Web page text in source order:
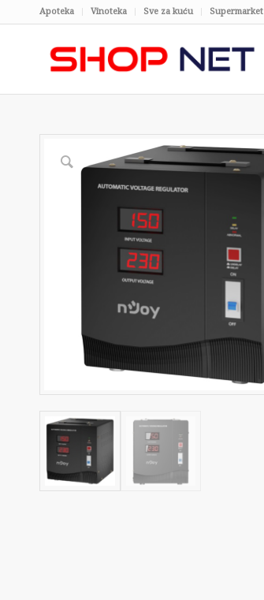
Apoteka Vinoteka Sve za kuću Supermarket